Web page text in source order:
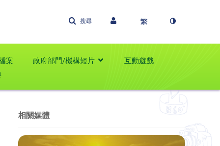
搜尋
案 政府部門/機構短片
互動遊戲
相關媒體